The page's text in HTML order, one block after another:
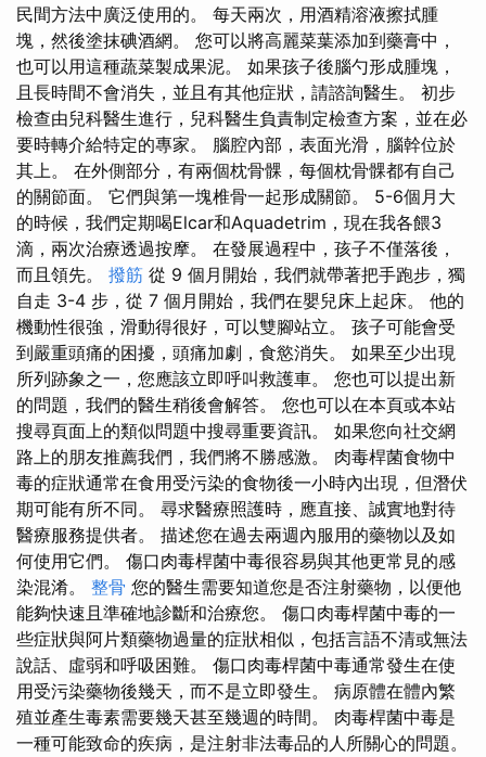
民間方法中廣泛使用的。 每天兩次，用酒精溶液擦拭腫
塊，然後塗抹碘酒網。 您可以將高麗菜葉添加到藥膏中，
也可以用這種蔬菜製成果泥。 如果孩子後腦勺形成腫塊，
且長時間不會消失，並且有其他症狀，請諮詢醫生。 初步
檢查由兒科醫生進行，兒科醫生負責制定檢查方案，並在必
要時轉介給特定的專家。 腦腔內部，表面光滑，腦幹位於
其上。 在外側部分，有兩個枕骨髁，每個枕骨髁都有自己
的關節面。 它們與第一塊椎骨一起形成關節。 5-6個月大
的時候，我們定期喝Elcar和Aquadetrim，現在我各餵3
滴，兩次治療透過按摩。 在發展過程中，孩子不僅落後，
而且領先。 撥筋 從 9 個月開始，我們就帶著把手跑步，獨
自走 3-4 步，從 7 個月開始，我們在嬰兒床上起床。 他的
機動性很強，滑動得很好，可以雙腳站立。 孩子可能會受
到嚴重頭痛的困擾，頭痛加劇，食慾消失。 如果至少出現
所列跡象之一，您應該立即呼叫救護車。 您也可以提出新
的問題，我們的醫生稍後會解答。 您也可以在本頁或本站
搜尋頁面上的類似問題中搜尋重要資訊。 如果您向社交網
路上的朋友推薦我們，我們將不勝感激。 肉毒桿菌食物中
毒的症狀通常在食用受污染的食物後一小時內出現，但潛伏
期可能有所不同。 尋求醫療照護時，應直接、誠實地對待
醫療服務提供者。 描述您在過去兩週內服用的藥物以及如
何使用它們。 傷口肉毒桿菌中毒很容易與其他更常見的感
染混淆。 整骨 您的醫生需要知道您是否注射藥物，以便他
能夠快速且準確地診斷和治療您。 傷口肉毒桿菌中毒的一
些症狀與阿片類藥物過量的症狀相似，包括言語不清或無法
說話、虛弱和呼吸困難。 傷口肉毒桿菌中毒通常發生在使
用受污染藥物後幾天，而不是立即發生。 病原體在體內繁
殖並產生毒素需要幾天甚至幾週的時間。 肉毒桿菌中毒是
一種可能致命的疾病，是注射非法毒品的人所關心的問題。